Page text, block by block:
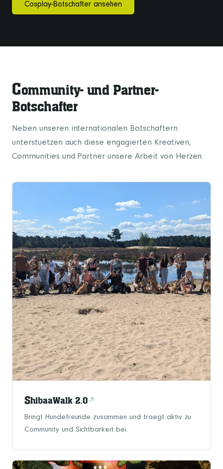
Cosplay-Botschafter ansehen
Community- und Partner-
Botschafter
Neben unseren internationalen Botschaftern
unterstuetzen auch diese engagierten Kreativen,
Communities und Partner unsere Arbeit von Herzen.
ShibaaWalk 2.0
Bringt Hundefreunde zusammen und traegt aktiv zu
Community und Sichtbarkeit bei.